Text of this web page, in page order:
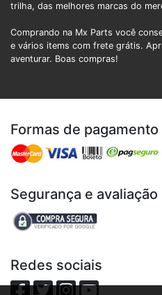
trilha, das melhores marcas do
Comprando na Mx Parts você
e vários items com frete grátis.
aventurar. Boas compras!
Formas de pagamento
Segurança e avaliação
Redes sociais